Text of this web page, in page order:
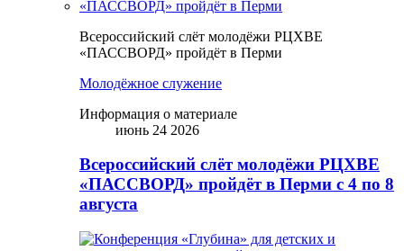
Всероссийский слёт молодёжи РЦХВЕ
«ПАССВОРД» пройдёт в Перми
Молодёжное служение
Информация о материале
июнь 24 2026
Всероссийский слёт молодёжи РЦХВЕ
«ПАССВОРД» пройдёт в Перми с 4 по 8
августа